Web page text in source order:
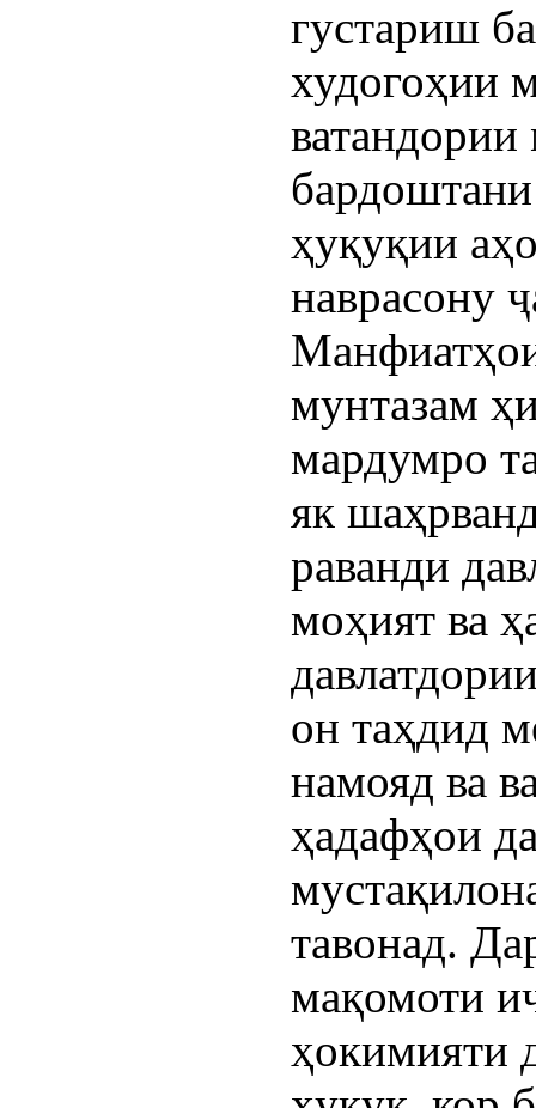
густариш
худогоҳии
ҳуқуқии
наврасону
мунтазам
мардумро
як
раванди
моҳият ва
он таҳдид
намояд ва
ҳадафҳои
тавонад.
мақомоти
ҳокимияти